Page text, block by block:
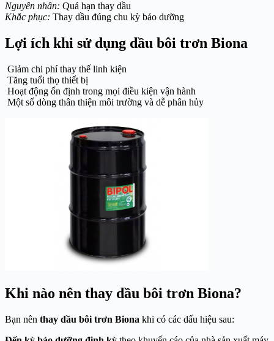
Nguyên nhân: Quá hạn thay dầu
Khắc phục: Thay dầu đúng chu kỳ bảo dưỡng
Lợi ích khi sử dụng dầu bôi trơn Biona
Giảm chi phí thay thế linh kiện
Tăng tuổi thọ thiết bị
Hoạt động ổn định trong mọi điều kiện vận hành
Một số dòng thân thiện môi trường và dễ phân hủy
Khi nào nên thay dầu bôi trơn Biona?
Bạn nên thay dầu bôi trơn Biona khi có các dấu hiệu sau: